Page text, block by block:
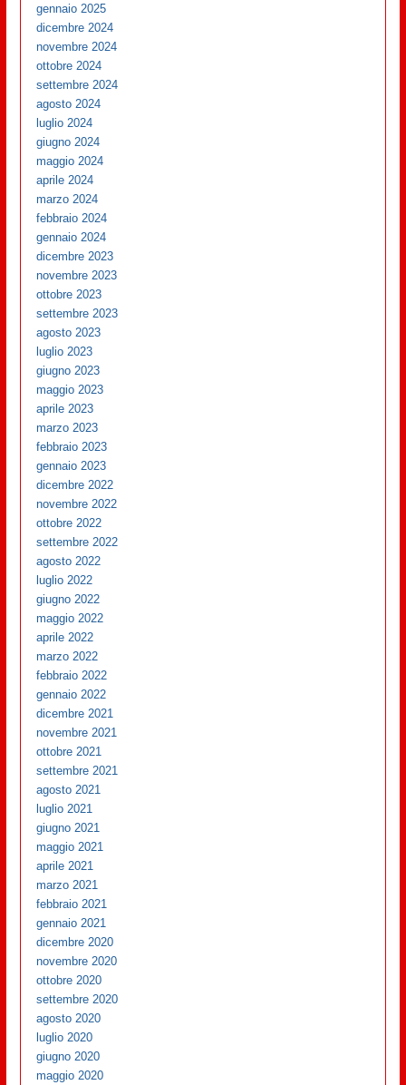
gennaio 2025
dicembre 2024
novembre 2024
ottobre 2024
settembre 2024
agosto 2024
luglio 2024
giugno 2024
maggio 2024
aprile 2024
marzo 2024
febbraio 2024
gennaio 2024
dicembre 2023
novembre 2023
ottobre 2023
settembre 2023
agosto 2023
luglio 2023
giugno 2023
maggio 2023
aprile 2023
marzo 2023
febbraio 2023
gennaio 2023
dicembre 2022
novembre 2022
ottobre 2022
settembre 2022
agosto 2022
luglio 2022
giugno 2022
maggio 2022
aprile 2022
marzo 2022
febbraio 2022
gennaio 2022
dicembre 2021
novembre 2021
ottobre 2021
settembre 2021
agosto 2021
luglio 2021
giugno 2021
maggio 2021
aprile 2021
marzo 2021
febbraio 2021
gennaio 2021
dicembre 2020
novembre 2020
ottobre 2020
settembre 2020
agosto 2020
luglio 2020
giugno 2020
maggio 2020